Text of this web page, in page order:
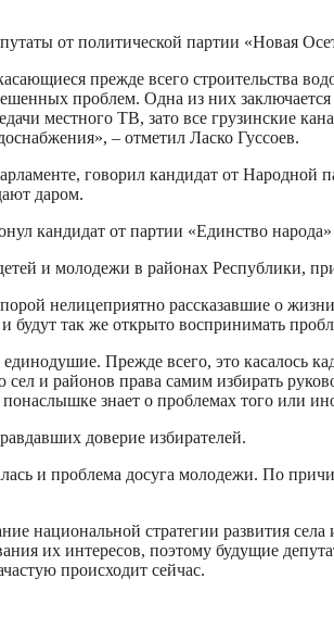
от политической партии «Новая
прежде всего строительства
проблем. Одна из них
местного ТВ, зато все грузинские
– отметил Ласко Гуссоев.
говорил кандидат от
даром.
кандидат от партии «Единство
и молодежи в районах Республики,
нелицеприятно рассказавшие о
будут так же открыто воспринимать
Прежде всего, это касалось
сел и районов права самим избирать
знает о проблемах того или
доверие избирателей.
и проблема досуга молодежи. По
национальной стратегии развития
их интересов, поэтому будущие
происходит сейчас.